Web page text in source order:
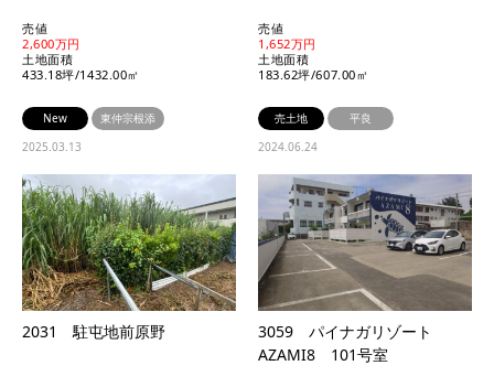
売値
2,600万円
土地面積
433.18坪/1432.00㎡
New
東仲宗根添
2025.03.13
売値
1,652万円
土地面積
183.62坪/607.00㎡
売土地
平良
2024.06.24
2031 駐屯地前原野
3059 パイナガリゾート
AZAMI8 101号室